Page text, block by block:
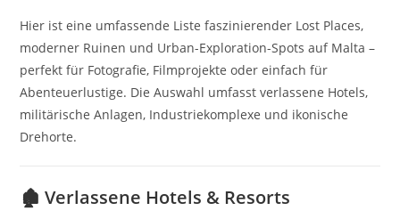
Hier ist eine umfassende Liste faszinierender Lost Places,
moderner Ruinen und Urban-Exploration-Spots auf Malta –
perfekt für Fotografie, Filmprojekte oder einfach für
Abenteuerlustige. Die Auswahl umfasst verlassene Hotels,
militärische Anlagen, Industriekomplexe und ikonische
Drehorte.
🏚️ Verlassene Hotels & Resorts